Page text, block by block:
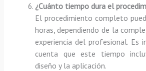
¿Cuánto tiempo dura el
El procedimiento completo
horas, dependiendo de la
experiencia del profesional. Es
cuenta que este tiempo
diseño y la aplicación.